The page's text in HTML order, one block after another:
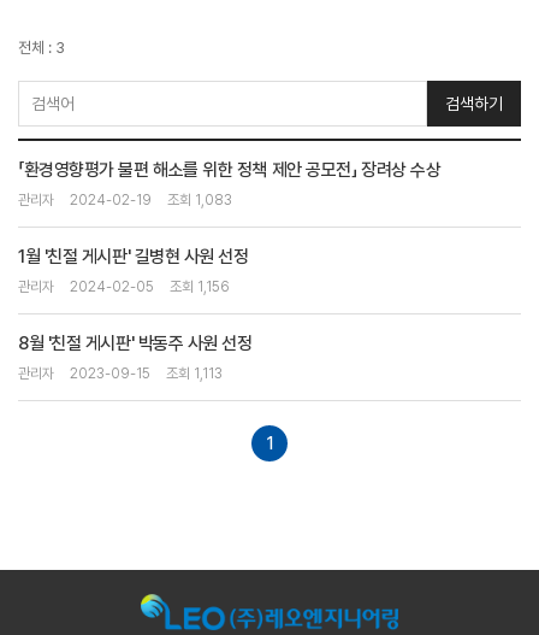
전체 : 3
검색하기
「환경영향평가 불편 해소를 위한 정책 제안 공모전」 장려상 수상
관리자 2024-02-19 조회 1,083
1월 '친절 게시판' 길병현 사원 선정
관리자 2024-02-05 조회 1,156
8월 '친절 게시판' 박동주 사원 선정
관리자 2023-09-15 조회 1,113
1